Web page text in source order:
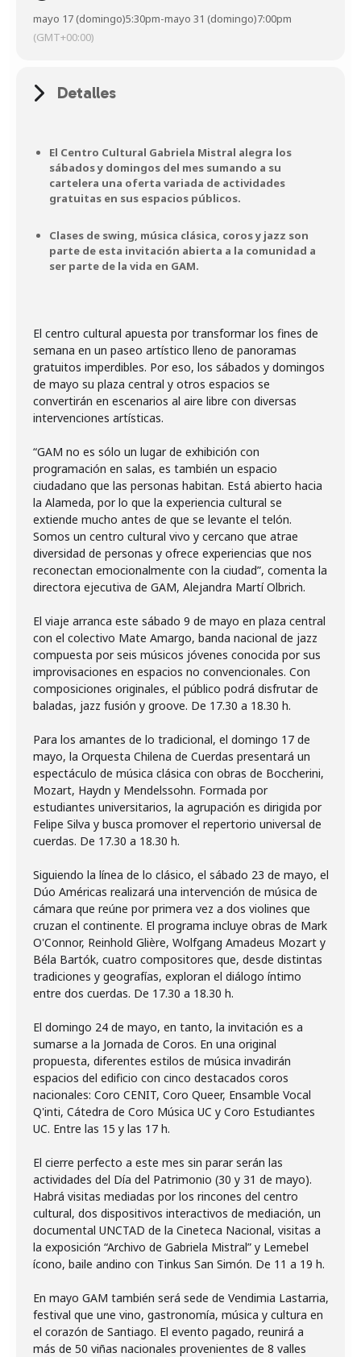
mayo 17 (domingo)5:30pm-mayo 31 (domingo)7:00pm
(GMT+00:00)
Detalles
El Centro Cultural Gabriela Mistral alegra los
sábados y domingos del mes sumando a su
cartelera una oferta variada de actividades
gratuitas en sus espacios públicos.
Clases de swing, música clásica, coros y jazz son
parte de esta invitación abierta a la comunidad a
ser parte de la vida en GAM.
El centro cultural apuesta por transformar los fines de
semana en un paseo artístico lleno de panoramas
gratuitos imperdibles. Por eso, los sábados y domingos
de mayo su plaza central y otros espacios se
convertirán en escenarios al aire libre con diversas
intervenciones artísticas.
“GAM no es sólo un lugar de exhibición con
programación en salas, es también un espacio
ciudadano que las personas habitan. Está abierto hacia
la Alameda, por lo que la experiencia cultural se
extiende mucho antes de que se levante el telón.
Somos un centro cultural vivo y cercano que atrae
diversidad de personas y ofrece experiencias que nos
reconectan emocionalmente con la ciudad”, comenta la
directora ejecutiva de GAM, Alejandra Martí Olbrich.
El viaje arranca este sábado 9 de mayo en plaza central
con el colectivo Mate Amargo, banda nacional de jazz
compuesta por seis músicos jóvenes conocida por sus
improvisaciones en espacios no convencionales. Con
composiciones originales, el público podrá disfrutar de
baladas, jazz fusión y groove. De 17.30 a 18.30 h.
Para los amantes de lo tradicional, el domingo 17 de
mayo, la Orquesta Chilena de Cuerdas presentará un
espectáculo de música clásica con obras de Boccherini,
Mozart, Haydn y Mendelssohn. Formada por
estudiantes universitarios, la agrupación es dirigida por
Felipe Silva y busca promover el repertorio universal de
cuerdas. De 17.30 a 18.30 h.
Siguiendo la línea de lo clásico, el sábado 23 de mayo, el
Dúo Américas realizará una intervención de música de
cámara que reúne por primera vez a dos violines que
cruzan el continente. El programa incluye obras de Mark
O'Connor, Reinhold Glière, Wolfgang Amadeus Mozart y
Béla Bartók, cuatro compositores que, desde distintas
tradiciones y geografías, exploran el diálogo íntimo
entre dos cuerdas. De 17.30 a 18.30 h.
El domingo 24 de mayo, en tanto, la invitación es a
sumarse a la Jornada de Coros. En una original
propuesta, diferentes estilos de música invadirán
espacios del edificio con cinco destacados coros
nacionales: Coro CENIT, Coro Queer, Ensamble Vocal
Q'inti, Cátedra de Coro Música UC y Coro Estudiantes
UC. Entre las 15 y las 17 h.
El cierre perfecto a este mes sin parar serán las
actividades del Día del Patrimonio (30 y 31 de mayo).
Habrá visitas mediadas por los rincones del centro
cultural, dos dispositivos interactivos de mediación, un
documental UNCTAD de la Cineteca Nacional, visitas a
la exposición “Archivo de Gabriela Mistral” y Lemebel
ícono, baile andino con Tinkus San Simón. De 11 a 19 h.
En mayo GAM también será sede de Vendimia Lastarria,
festival que une vino, gastronomía, música y cultura en
el corazón de Santiago. El evento pagado, reunirá a
más de 50 viñas nacionales provenientes de 8 valles